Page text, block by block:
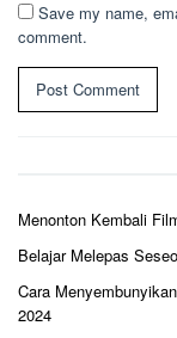
Save my name,
comment.
Menonton Kembali
Belajar Melepas
Cara
2024